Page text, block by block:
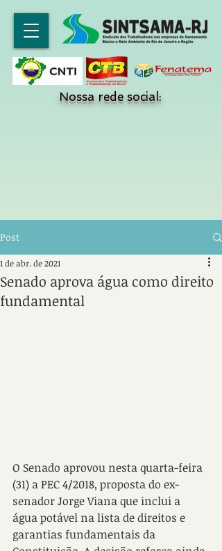
Nossa rede social:
Post
Senado aprova água como direito
fundamental
1 de abr. de 2021
O Senado aprovou nesta quarta-feira
(31) a PEC 4/2018, proposta do ex-
senador Jorge Viana que inclui a
água potável na lista de direitos e
garantias fundamentais da